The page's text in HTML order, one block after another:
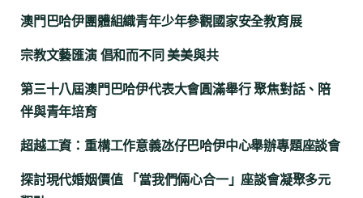
澳門巴哈伊團體組織青年少年參觀國家安全教育展
宗教文藝匯演 倡和而不同 美美與共
第三十八屆澳門巴哈伊代表大會圓滿舉行 聚焦對話、陪
伴與青年培育
超越工資：重構工作意義氹仔巴哈伊中心舉辦專題座談會
探討現代婚姻價值 「當我們倆心合一」座談會凝聚多元